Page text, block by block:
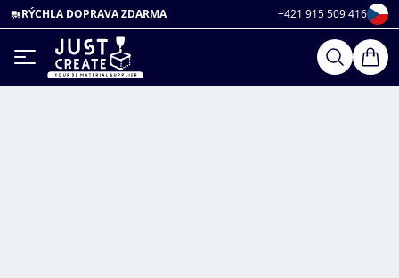
RÝCHLA DOPRAVA ZDARMA +421 915 509 416